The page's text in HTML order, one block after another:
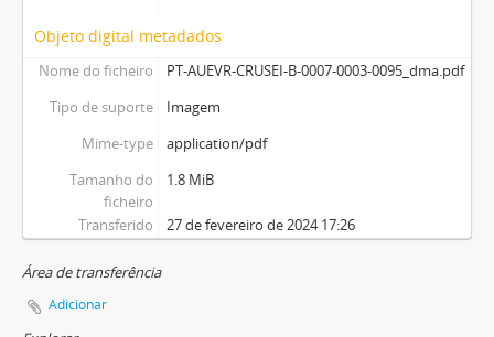
Objeto digital metadados
Nome do ficheiro
PT-AUEVR-CRUSEI-B-0007-0003-0095_dma.pdf
Tipo de suporte
Imagem
Mime-type
application/pdf
Tamanho do
ficheiro
1.8 MiB
Transferido 27 de fevereiro de 2024 17:26
Área de transferência
Adicionar